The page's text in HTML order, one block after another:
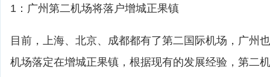
1：广州第二机场将落户增城正果镇
目前，上海、北京、成都都有了第二国际机场，广州
机场落定在增城正果镇，根据现有的发展经验，第二